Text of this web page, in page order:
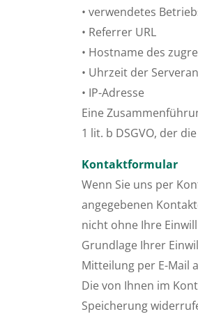
• verwendetes
• Referrer URL
• Hostname des
• Uhrzeit der
• IP-Adresse
Eine
1 lit. b DSGVO, der
Kontaktformular
Wenn Sie uns per
angegebenen
nicht ohne Ihre
Grundlage Ihrer
Mitteilung per E-Mail
Die von Ihnen im
Speicherung